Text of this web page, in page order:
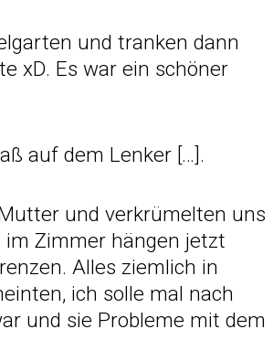
und tranken dann
xD. Es war ein schöner
auf dem Lenker […].
und verkrümelten uns
Zimmer hängen jetzt
Alles ziemlich in
ich solle mal nach
und sie Probleme mit dem